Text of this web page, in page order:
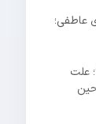
عاطفی؛
علت